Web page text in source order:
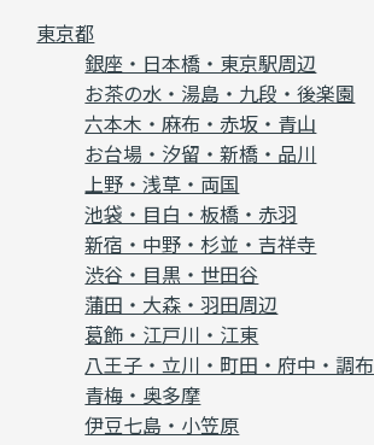
東京都
銀座・日本橋・東京駅周辺
お茶の水・湯島・九段・後楽園
六本木・麻布・赤坂・青山
お台場・汐留・新橋・品川
上野・浅草・両国
池袋・目白・板橋・赤羽
新宿・中野・杉並・吉祥寺
渋谷・目黒・世田谷
蒲田・大森・羽田周辺
葛飾・江戸川・江東
八王子・立川・町田・府中・調布
青梅・奥多摩
伊豆七島・小笠原